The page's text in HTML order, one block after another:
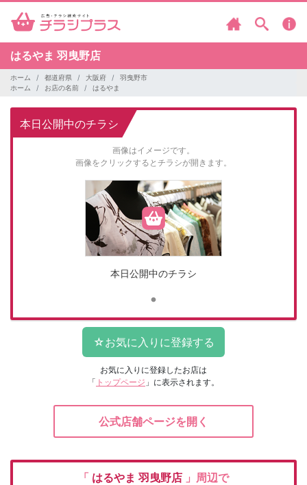
はるやま 羽曳野店
ホーム 都道府県 大阪府
羽曳野市
ホーム
お店の名前 はるやま
本日公開中のチラシ
画像はイメージです。
画像をクリックするとチラシが開きます。
本日公開中のチラシ
お気に入りに登録したお店は
「 トップページ 」に表示されます。
公式店舗ページを開く
「 はるやま 羽曳野店 」周辺で